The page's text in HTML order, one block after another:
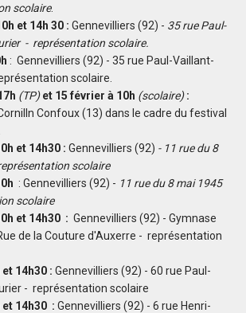
scolaire.
et 14h 30 : Gennevilliers (92) - 35 rue Paul-
- représentation scolaire.
: Gennevilliers (92) - 35 rue Paul-Vaillant-
scolaire.
(TP)et 15 février à 10h (scolaire):
Confoux (13) dans le cadre du festival
et 14h30 : Gennevilliers (92) - 11 rue du 8
scolaire
: Gennevilliers (92) - 11 rue du 8 mai 1945
scolaire
et 14h30 : Gennevilliers (92) - Gymnase
de la Couture d'Auxerre - représentation
14h30 : Gennevilliers (92) - 60 rue Paul-
- représentation scolaire
et 14h30 : Gennevilliers (92) - 6 rue Henri-